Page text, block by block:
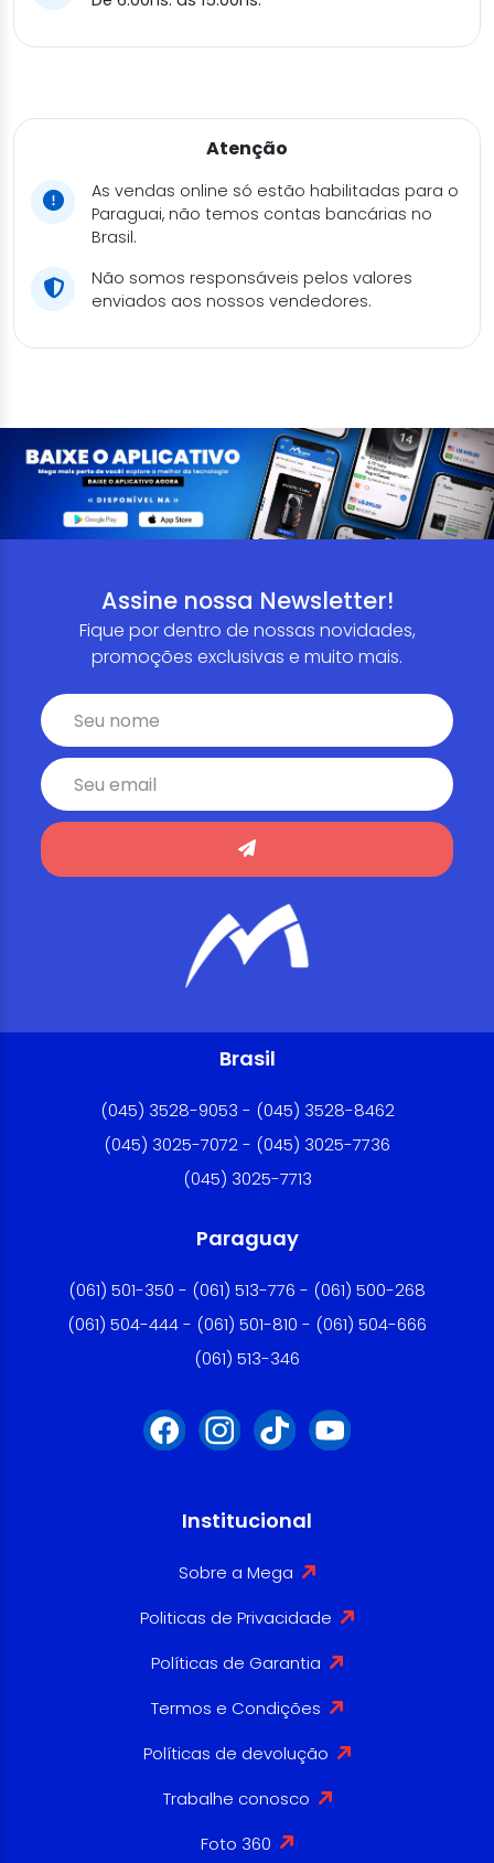
Atenção
As vendas online só estão habilitadas para o
Paraguai, não temos contas bancárias no
Brasil.
Não somos responsáveis pelos valores
enviados aos nossos vendedores.
Assine nossa Newsletter!
Fique por dentro de nossas novidades,
promoções exclusivas e muito mais.
Brasil
(045) 3528-9053 - (045) 3528-8462
(045) 3025-7072 - (045) 3025-7736
(045) 3025-7713
Paraguay
(061) 501-350 - (061) 513-776 - (061) 500-268
(061) 504-444 - (061) 501-810 - (061) 504-666
(061) 513-346
Institucional
Sobre a Mega
Politicas de Privacidade
Políticas de Garantia
Termos e Condições
Políticas de devolução
Trabalhe conosco
Foto 360